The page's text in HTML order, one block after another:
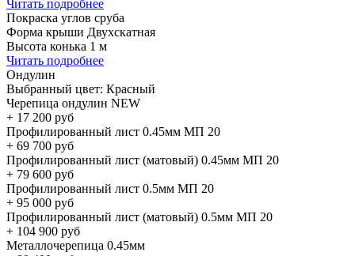
Читать подробнее
Покраска углов сруба
Форма крыши Двухскатная
Высота конька 1 м
Читать подробнее
Ондулин
Выбранный цвет: Красный
Черепица ондулин NEW
+ 17 200 руб
Профилированный лист 0.45мм МП 20
+ 69 700 руб
Профилированный лист (матовый) 0.45мм МП 20
+ 79 600 руб
Профилированный лист 0.5мм МП 20
+ 95 000 руб
Профилированный лист (матовый) 0.5мм МП 20
+ 104 900 руб
Металлочерепица 0.45мм